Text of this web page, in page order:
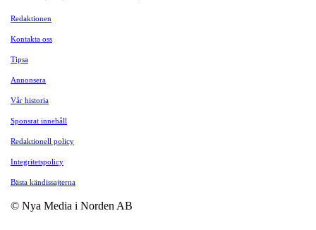
Redaktionen
Kontakta oss
Tipsa
Annonsera
Vår historia
Sponsrat innehåll
Redaktionell policy
Integritetspolicy
Bästa kändissajterna
© Nya Media i Norden AB